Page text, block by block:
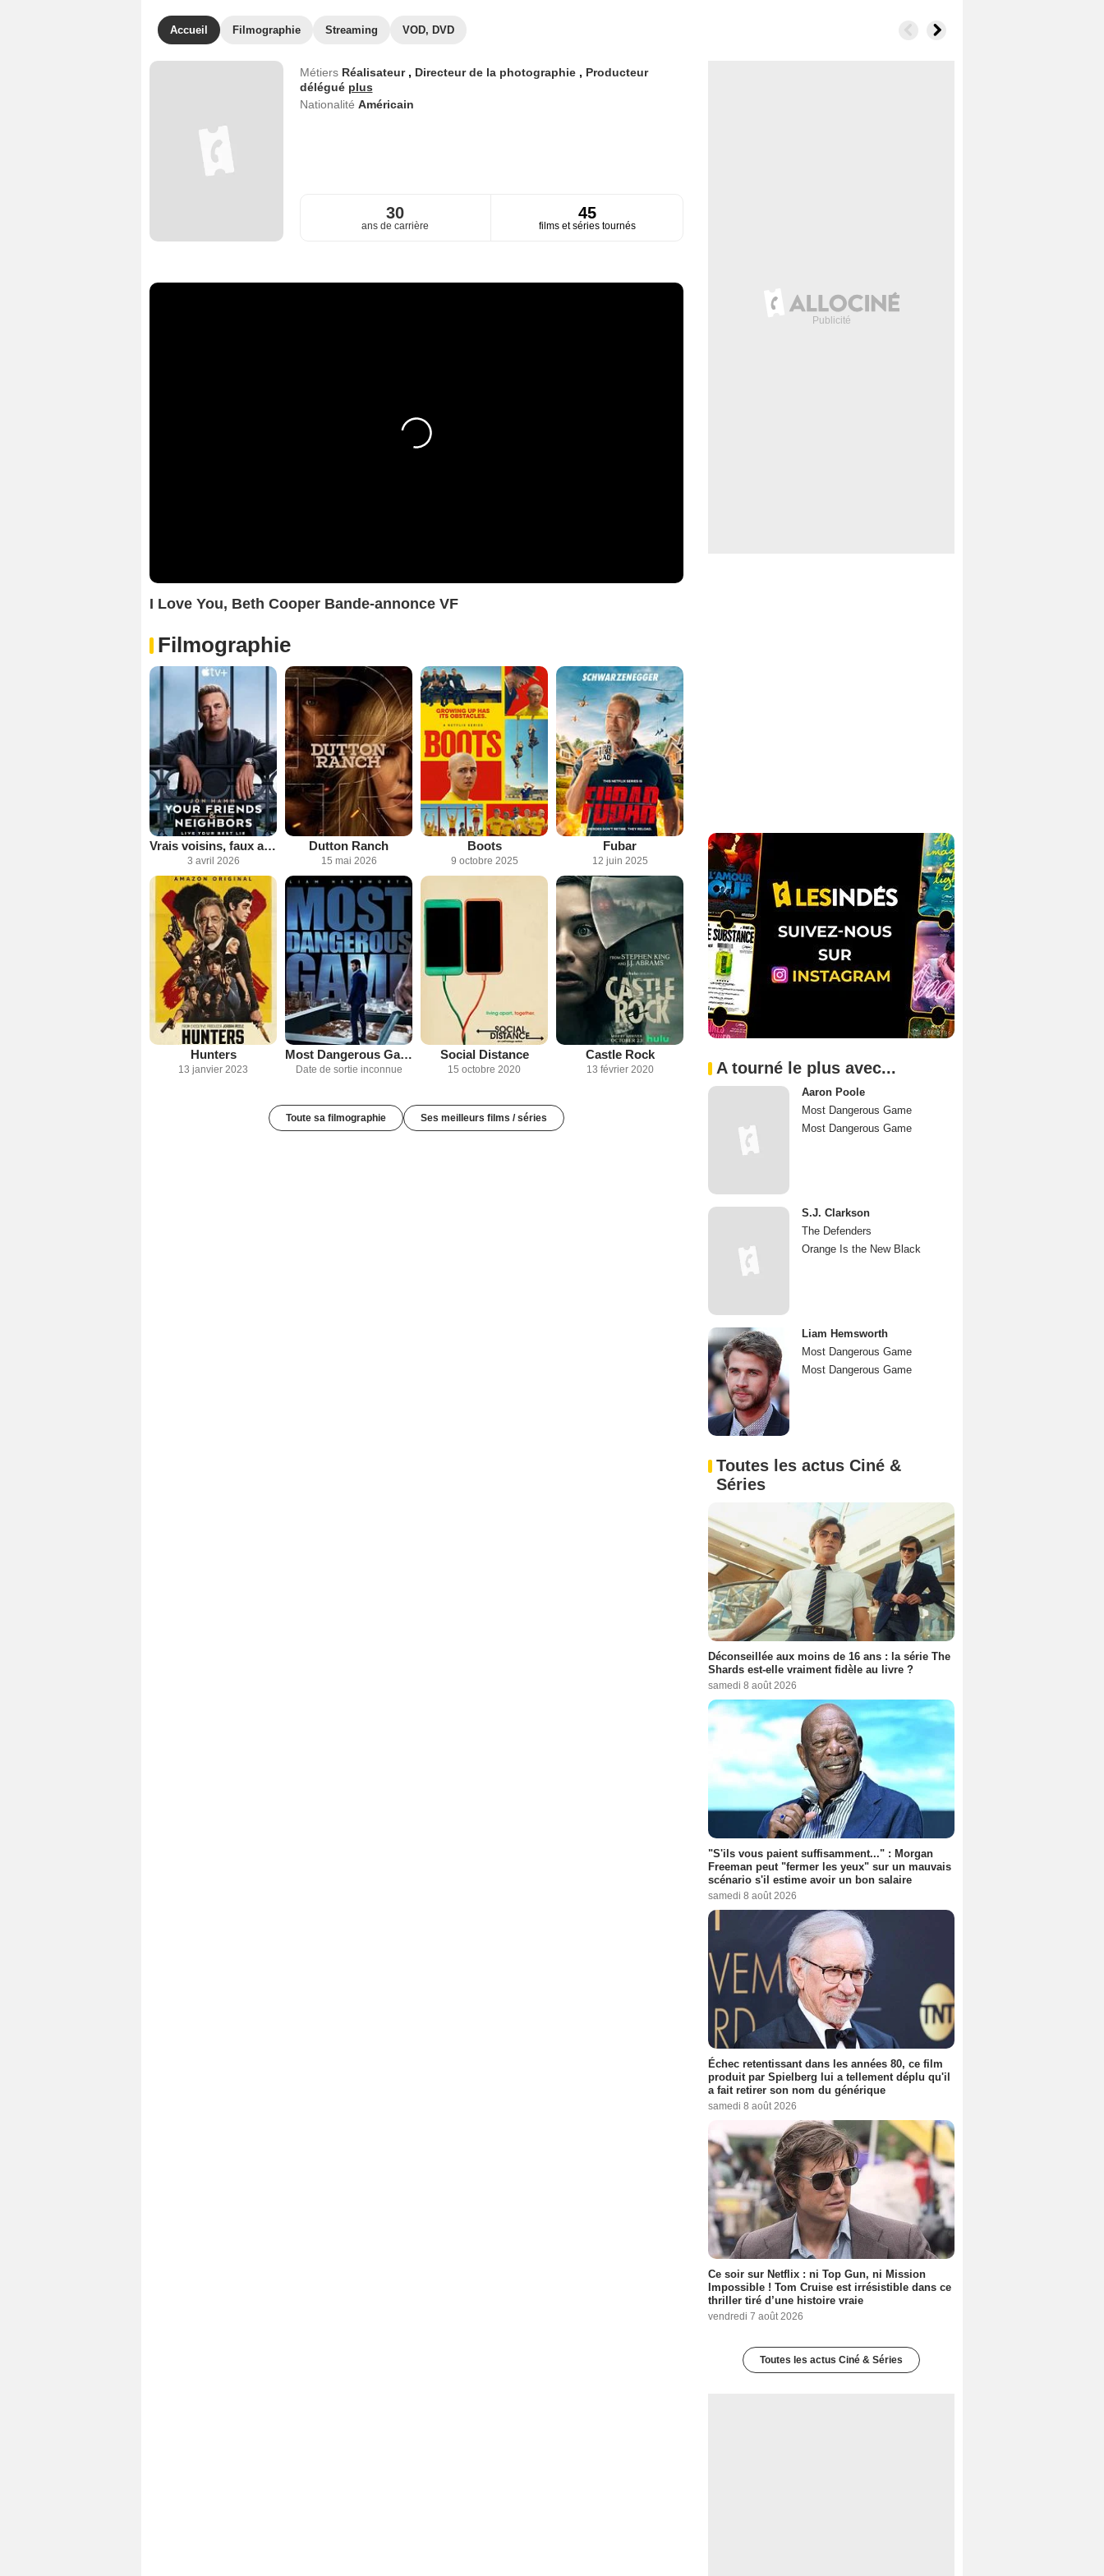
Accueil Filmographie Streaming VOD, DVD
Métiers Réalisateur , Directeur de la photographie , Producteur
délégué plus
Nationalité Américain
30
ans de carrière
45
films et séries tournés
I Love You, Beth Cooper Bande-annonce VF
Filmographie
Vrais voisins, faux amis
3 avril 2026
Dutton Ranch
15 mai 2026
Boots
9 octobre 2025
Fubar
12 juin 2025
Hunters
13 janvier 2023
Most Dangerous Game
Date de sortie inconnue
Social Distance
15 octobre 2020
Castle Rock
13 février 2020
Toute sa filmographie Ses meilleurs films / séries
A tourné le plus avec...
Aaron Poole
Most Dangerous Game
Most Dangerous Game
S.J. Clarkson
The Defenders
Orange Is the New Black
Liam Hemsworth
Most Dangerous Game
Most Dangerous Game
Toutes les actus Ciné &
Séries
Déconseillée aux moins de 16 ans : la série The
Shards est-elle vraiment fidèle au livre ?
samedi 8 août 2026
"S'ils vous paient suffisamment..." : Morgan
Freeman peut "fermer les yeux" sur un mauvais
scénario s'il estime avoir un bon salaire
samedi 8 août 2026
Échec retentissant dans les années 80, ce film
produit par Spielberg lui a tellement déplu qu'il
a fait retirer son nom du générique
samedi 8 août 2026
Ce soir sur Netflix : ni Top Gun, ni Mission
Impossible ! Tom Cruise est irrésistible dans ce
thriller tiré d’une histoire vraie
vendredi 7 août 2026
Toutes les actus Ciné & Séries